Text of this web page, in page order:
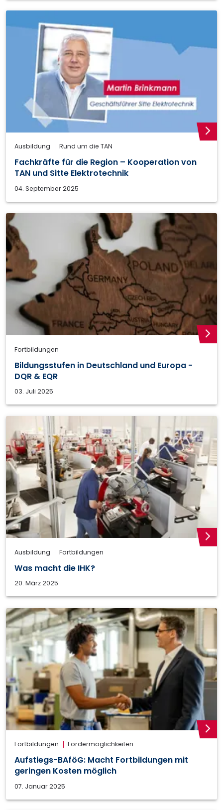
Ausbildung Rund um die TAN
Fachkräfte für die Region – Kooperation von
TAN und Sitte Elektrotechnik
04. September 2025
Fortbildungen
Bildungsstufen in Deutschland und Europa -
DQR & EQR
03. Juli 2025
Ausbildung Fortbildungen
Was macht die IHK?
20. März 2025
Fortbildungen Fördermöglichkeiten
Aufstiegs-BAföG: Macht Fortbildungen mit
geringen Kosten möglich
07. Januar 2025